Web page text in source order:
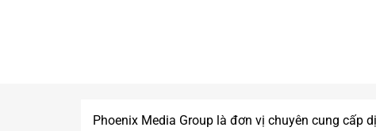
Phoenix Media Group là đơn vị chuyên cung cấp